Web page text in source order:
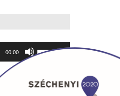
00:00
hangerő
csökkentéséhez